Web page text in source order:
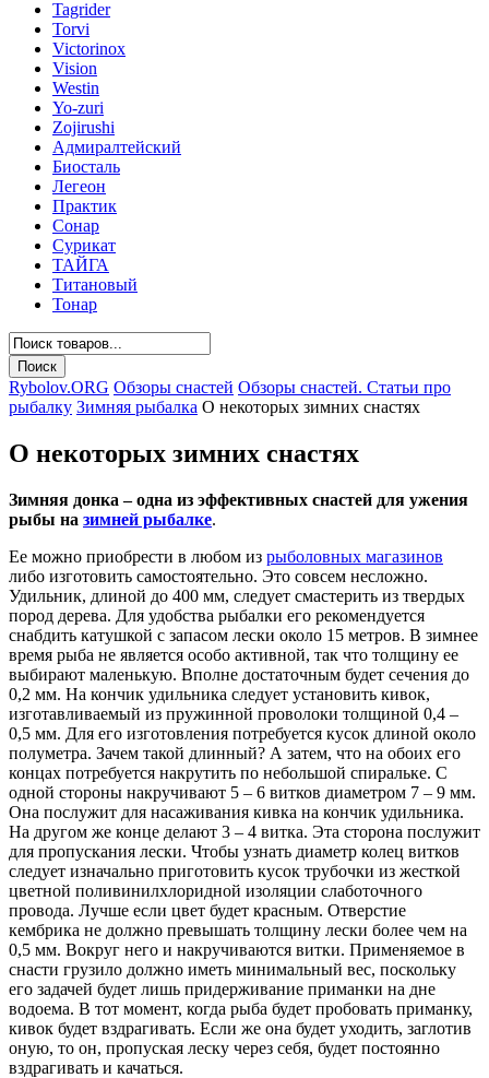
Tagrider
Torvi
Victorinox
Vision
Westin
Yo-zuri
Zojirushi
Адмиралтейский
Биосталь
Легеон
Практик
Сонар
Сурикат
ТАЙГА
Титановый
Тонар
Rybolov.ORG Обзоры снастей Обзоры снастей. Статьи про
рыбалку Зимняя рыбалка О некоторых зимних снастях
О некоторых зимних снастях
Зимняя донка – одна из эффективных снастей для ужения
рыбы на зимней рыбалке.
Ее можно приобрести в любом из рыболовных магазинов
либо изготовить самостоятельно. Это совсем несложно.
Удильник, длиной до 400 мм, следует смастерить из твердых
пород дерева. Для удобства рыбалки его рекомендуется
снабдить катушкой с запасом лески около 15 метров. В зимнее
время рыба не является особо активной, так что толщину ее
выбирают маленькую. Вполне достаточным будет сечения до
0,2 мм. На кончик удильника следует установить кивок,
изготавливаемый из пружинной проволоки толщиной 0,4 –
0,5 мм. Для его изготовления потребуется кусок длиной около
полуметра. Зачем такой длинный? А затем, что на обоих его
концах потребуется накрутить по небольшой спиральке. С
одной стороны накручивают 5 – 6 витков диаметром 7 – 9 мм.
Она послужит для насаживания кивка на кончик удильника.
На другом же конце делают 3 – 4 витка. Эта сторона послужит
для пропускания лески. Чтобы узнать диаметр колец витков
следует изначально приготовить кусок трубочки из жесткой
цветной поливинилхлоридной изоляции слаботочного
провода. Лучше если цвет будет красным. Отверстие
кембрика не должно превышать толщину лески более чем на
0,5 мм. Вокруг него и накручиваются витки. Применяемое в
снасти грузило должно иметь минимальный вес, поскольку
его задачей будет лишь придерживание приманки на дне
водоема. В тот момент, когда рыба будет пробовать приманку,
кивок будет вздрагивать. Если же она будет уходить, заглотив
оную, то он, пропуская леску через себя, будет постоянно
вздрагивать и качаться.